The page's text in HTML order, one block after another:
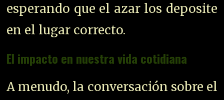
esperando que el azar los deposite
en el lugar correcto.
El impacto en nuestra vida cotidiana
A menudo, la conversación sobre el